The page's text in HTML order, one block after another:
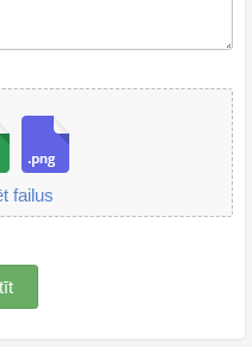
failus